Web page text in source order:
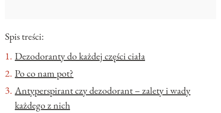
Spis treści:
Dezodoranty do każdej części ciała
Po co nam pot?
Antyperspirant czy dezodorant – zalety i wady
każdego z nich